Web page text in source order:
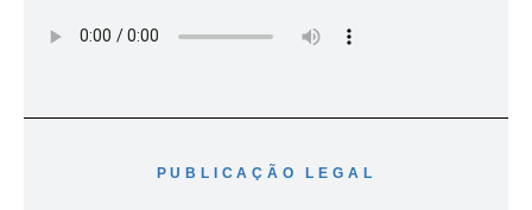
PUBLICAÇÃO LEGAL